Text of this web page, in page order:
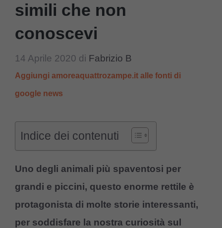
simili che non
conoscevi
14 Aprile 2020 di Fabrizio B
Aggiungi amoreaquattrozampe.it alle fonti di
google news
Indice dei contenuti
Uno degli animali più spaventosi per
grandi e piccini, questo enorme rettile è
protagonista di molte storie interessanti,
per soddisfare la nostra curiosità sul